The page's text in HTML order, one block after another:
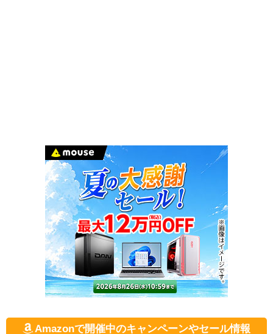
Amazonで開催中のキャンペーンやセール情報